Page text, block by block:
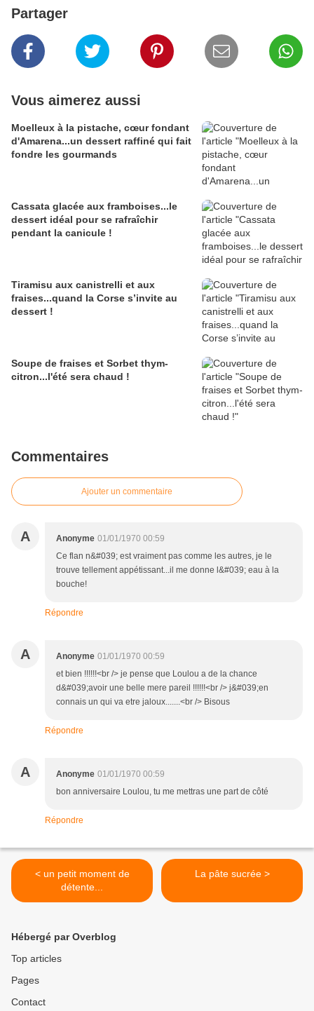
Partager
Vous aimerez aussi
Moelleux à la pistache, cœur fondant
d'Amarena...un dessert raffiné qui fait
fondre les gourmands
Cassata glacée aux framboises...le
dessert idéal pour se rafraîchir
pendant la canicule !
Tiramisu aux canistrelli et aux
fraises...quand la Corse s’invite au
dessert !
Soupe de fraises et Sorbet thym-
citron...l'été sera chaud !
Commentaires
Ajouter un commentaire
A Anonyme 01/01/1970 00:59
Ce flan n&#039; est vraiment pas comme les autres, je le
trouve tellement appétissant...il me donne l&#039; eau à la
bouche!
Répondre
A Anonyme 01/01/1970 00:59
et bien !!!!!!<br /> je pense que Loulou a de la chance
d&#039;avoir une belle mere pareil !!!!!!<br /> j&#039;en
connais un qui va etre jaloux.......<br /> Bisous
Répondre
A Anonyme 01/01/1970 00:59
bon anniversaire Loulou, tu me mettras une part de côté
Répondre
< un petit moment de
détente...
La pâte sucrée >
Hébergé par Overblog
Top articles
Pages
Contact